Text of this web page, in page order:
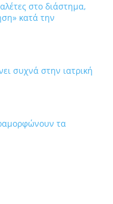
στο διάστημα,
κατά την
συχνά στην ιατρική
τα